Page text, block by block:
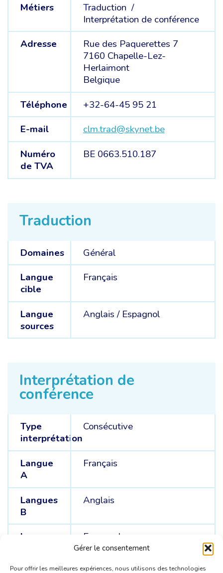
Gérer le consentement
Pour offrir les meilleures expériences, nous utilisons des technologies
Métiers
Traduction /
Interprétation de conférence
Adresse
Rue des Paquerettes 7
7160 Chapelle-Lez-
Herlaimont
Belgique
Téléphone
+32-64-45 95 21
E-mail
clm.trad@skynet.be
Numéro
de TVA
BE 0663.510.187
Traduction
Domaines
Général
Langue
cible
Français
Langue
sources
Anglais / Espagnol
Interprétation de
conférence
Type
interprétation
Consécutive
Langue
A
Français
Langues
B
Anglais
Langues
Espagnol